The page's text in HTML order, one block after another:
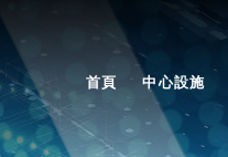
首頁 中心設施